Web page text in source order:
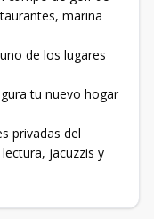
marina
de los lugares
tu nuevo hogar
privadas del
jacuzzis y